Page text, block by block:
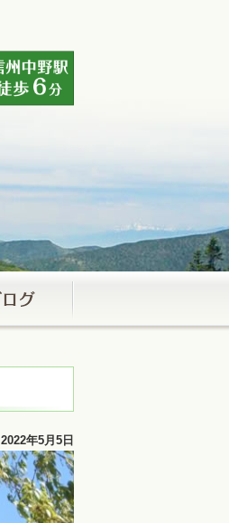
2022年5月5日